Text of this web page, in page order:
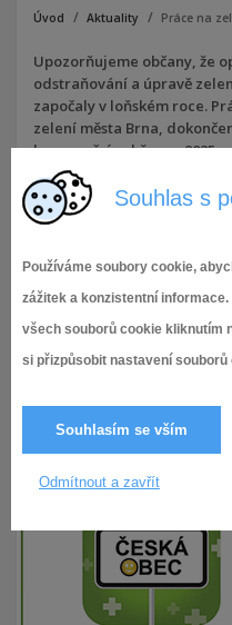
Souhlas s
Používáme soubory cookie,
zážitek a konzistentní
všech souborů cookie kliknutím
si přizpůsobit nastavení
Souhlasím se vším
Odmítnout a zavřít
Úvod Aktuality Práce na
Upozorňujeme občany, že
odstraňování a úpravě
započaly v loňském roce.
zelení města Brna,
konce měsíce března 2025.
Žádáme občany, aby
konání prací dbali zvýšené